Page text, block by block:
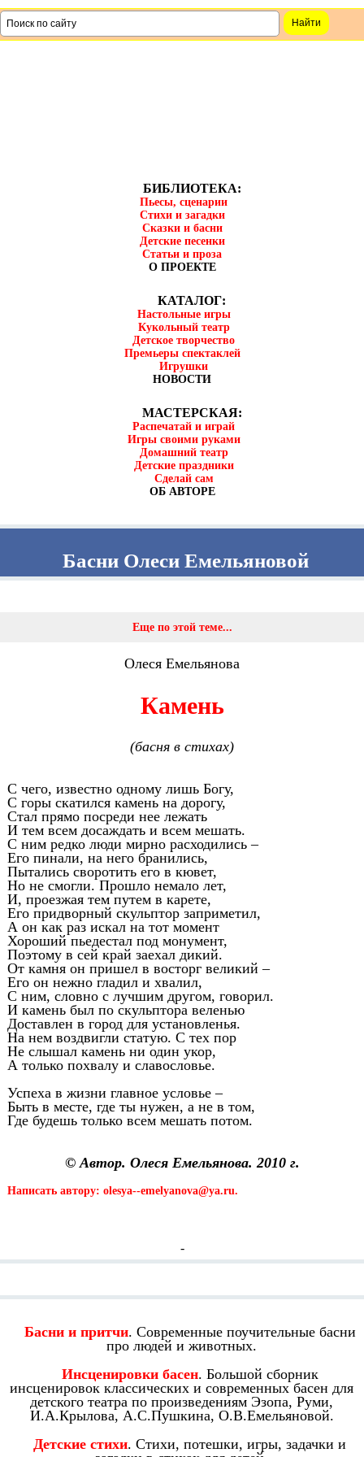
БИБЛИОТЕКА:
Пьесы, сценарии
Стихи и загадки
Сказки и басни
Детские песенки
Статьи и проза
О ПРОЕКТЕ
КАТАЛОГ:
Настольные игры
Кукольный театр
Детское творчество
Премьеры спектаклей
Игрушки
НОВОСТИ
МАСТЕРСКАЯ:
Распечатай и играй
Игры своими руками
Домашний театр
Детские праздники
Сделай сам
ОБ АВТОРЕ
Басни Олеси Емельяновой
Еще по этой теме...
Олеся Емельянова
Камень
(басня в стихах)
С чего, известно одному лишь Богу,
С горы скатился камень на дорогу,
Стал прямо посреди нее лежать
И тем всем досаждать и всем мешать.
С ним редко люди мирно расходились –
Его пинали, на него бранились,
Пытались своротить его в кювет,
Но не смогли. Прошло немало лет,
И, проезжая тем путем в карете,
Его придворный скульптор заприметил,
А он как раз искал на тот момент
Хороший пьедестал под монумент,
Поэтому в сей край заехал дикий.
От камня он пришел в восторг великий –
Его он нежно гладил и хвалил,
С ним, словно с лучшим другом, говорил.
И камень был по скульптора веленью
Доставлен в город для установленья.
На нем воздвигли статую. С тех пор
Не слышал камень ни один укор,
А только похвалу и славословье.
Успеха в жизни главное условье –
Быть в месте, где ты нужен, а не в том,
Где будешь только всем мешать потом.
© Автор. Олеся Емельянова. 2010 г.
Написать автору: olesya--emelyanova@ya.ru.
-
Басни и притчи. Современные поучительные басни
про людей и животных.
Инсценировки басен. Большой сборник
инсценировок классических и современных басен для
детского театра по произведениям Эзопа, Руми,
И.А.Крылова, А.С.Пушкина, О.В.Емельяновой.
Детские стихи. Стихи, потешки, игры, задачки и